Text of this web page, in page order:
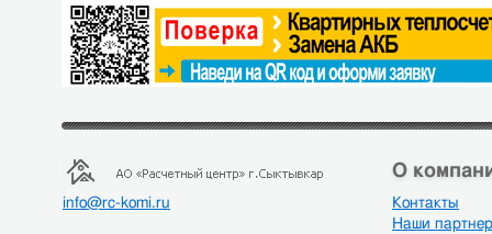
info@rc-komi.ru
О
Контакты
Наши